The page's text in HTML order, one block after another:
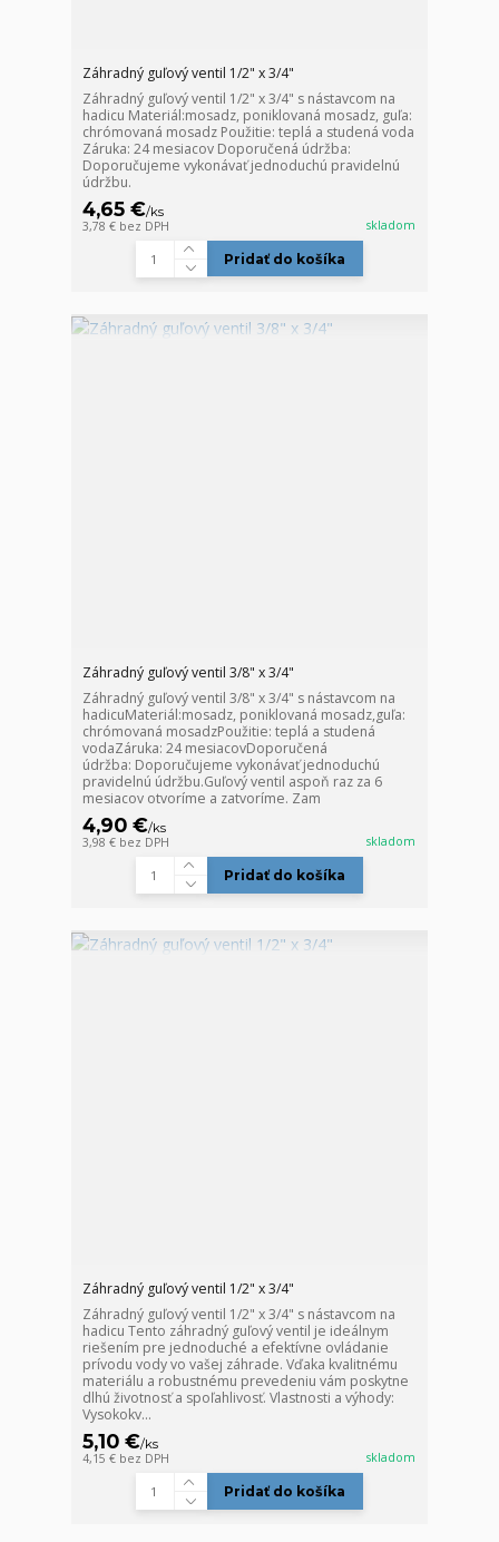
Záhradný guľový ventil 1/2" x 3/4"
Záhradný guľový ventil 1/2" x 3/4" s nástavcom na
hadicu Materiál:mosadz, poniklovaná mosadz, guľa:
chrómovaná mosadz Použitie: teplá a studená voda
Záruka: 24 mesiacov Doporučená údržba:
Doporučujeme vykonávať jednoduchú pravidelnú
údržbu.
4,65 €/ks
3,78 € bez DPH skladom
Pridať do košíka
Záhradný guľový ventil 3/8" x 3/4"
Záhradný guľový ventil 3/8" x 3/4" s nástavcom na
hadicuMateriál:mosadz, poniklovaná mosadz,guľa:
chrómovaná mosadzPoužitie: teplá a studená
vodaZáruka: 24 mesiacovDoporučená
údržba: Doporučujeme vykonávať jednoduchú
pravidelnú údržbu.Guľový ventil aspoň raz za 6
mesiacov otvoríme a zatvoríme. Zam
4,90 €/ks
3,98 € bez DPH skladom
Pridať do košíka
Záhradný guľový ventil 1/2" x 3/4"
Záhradný guľový ventil 1/2" x 3/4" s nástavcom na
hadicu Tento záhradný guľový ventil je ideálnym
riešením pre jednoduché a efektívne ovládanie
prívodu vody vo vašej záhrade. Vďaka kvalitnému
materiálu a robustnému prevedeniu vám poskytne
dlhú životnosť a spoľahlivosť. Vlastnosti a výhody:
Vysokokv...
5,10 €/ks
4,15 € bez DPH skladom
Pridať do košíka